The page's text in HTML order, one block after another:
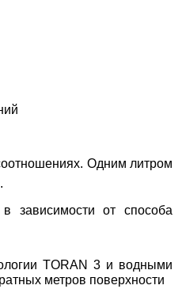
Одним литром
зависимости от способа
TORAN 3 и водными
метров поверхности